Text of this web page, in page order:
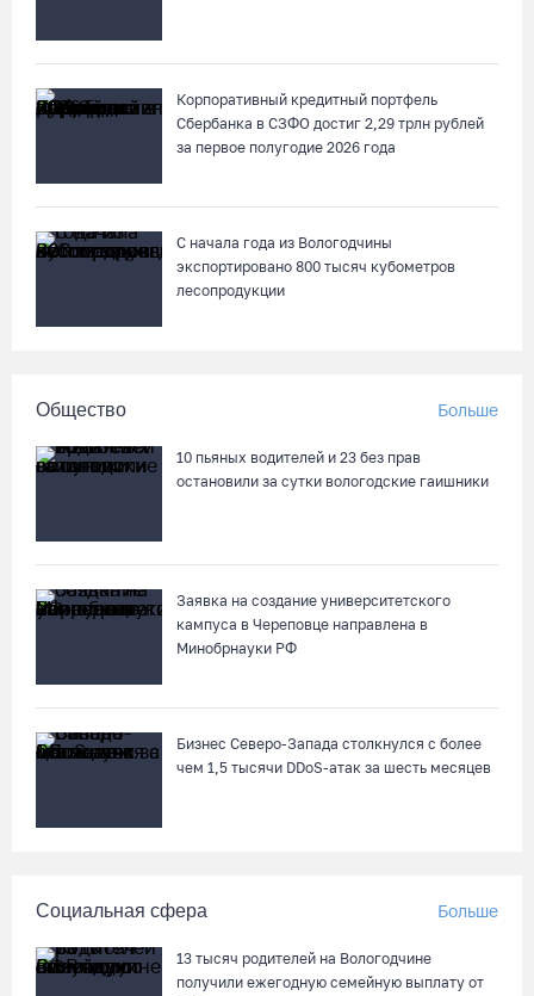
Корпоративный кредитный портфель
Сбербанка в СЗФО достиг 2,29 трлн рублей
за первое полугодие 2026 года
С начала года из Вологодчины
экспортировано 800 тысяч кубометров
лесопродукции
Общество Больше
10 пьяных водителей и 23 без прав
остановили за сутки вологодские гаишники
Заявка на создание университетского
кампуса в Череповце направлена в
Минобрнауки РФ
Бизнес Северо-Запада столкнулся с более
чем 1,5 тысячи DDoS-атак за шесть месяцев
Социальная сфера Больше
13 тысяч родителей на Вологодчине
получили ежегодную семейную выплату от